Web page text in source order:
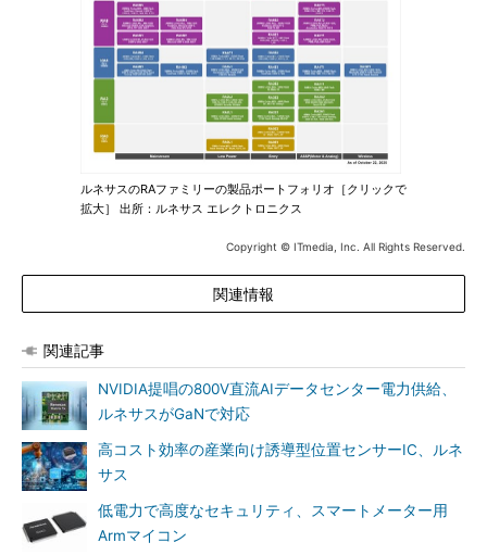
ルネサスのRAファミリーの製品ポートフォリオ［クリックで
拡大］ 出所：ルネサス エレクトロニクス
Copyright © ITmedia, Inc. All Rights Reserved.
関連情報
関連記事
NVIDIA提唱の800V直流AIデータセンター電力供給、
ルネサスがGaNで対応
高コスト効率の産業向け誘導型位置センサーIC、ルネ
サス
低電力で高度なセキュリティ、スマートメーター用
Armマイコン